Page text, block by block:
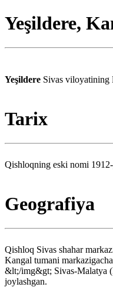
Yeşildere,
Yeşildere Sivas viloyatining
Tarix
Qishloqning eski nomi
Geografiya
Qishloq Sivas shahar
Kangal tumani
&lt;/img&gt; Sivas-Malatya
joylashgan.